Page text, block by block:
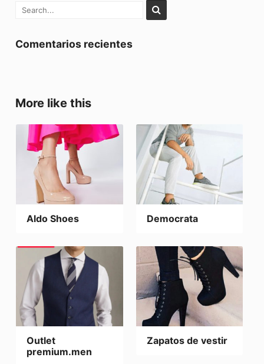
Comentarios recientes
More like this
Aldo Shoes Democrata
Outlet
premium.men
Zapatos de vestir